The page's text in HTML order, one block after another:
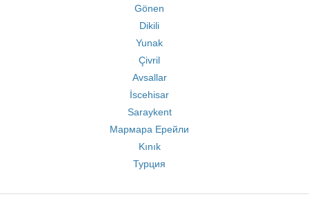
Gönen
Dikili
Yunak
Çivril
Avsallar
İscehisar
Saraykent
Мармара Ерейли
Kınık
Турция